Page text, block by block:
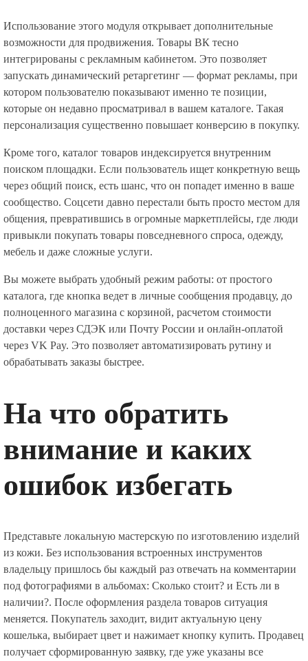
Использование этого модуля открывает дополнительные
возможности для продвижения. Товары ВК тесно
интегрированы с рекламным кабинетом. Это позволяет
запускать динамический ретаргетинг — формат рекламы, при
котором пользователю показывают именно те позиции,
которые он недавно просматривал в вашем каталоге. Такая
персонализация существенно повышает конверсию в покупку.
Кроме того, каталог товаров индексируется внутренним
поиском площадки. Если пользователь ищет конкретную вещь
через общий поиск, есть шанс, что он попадет именно в ваше
сообщество. Соцсети давно перестали быть просто местом для
общения, превратившись в огромные маркетплейсы, где люди
привыкли покупать товары повседневного спроса, одежду,
мебель и даже сложные услуги.
Вы можете выбрать удобный режим работы: от простого
каталога, где кнопка ведет в личные сообщения продавцу, до
полноценного магазина с корзиной, расчетом стоимости
доставки через СДЭК или Почту России и онлайн-оплатой
через VK Pay. Это позволяет автоматизировать рутину и
обрабатывать заказы быстрее.
На что обратить
внимание и каких
ошибок избегать
Представьте локальную мастерскую по изготовлению изделий
из кожи. Без использования встроенных инструментов
владельцу пришлось бы каждый раз отвечать на комментарии
под фотографиями в альбомах: Сколько стоит? и Есть ли в
наличии?. После оформления раздела товаров ситуация
меняется. Покупатель заходит, видит актуальную цену
кошелька, выбирает цвет и нажимает кнопку купить. Продавец
получает сформированную заявку, где уже указаны все